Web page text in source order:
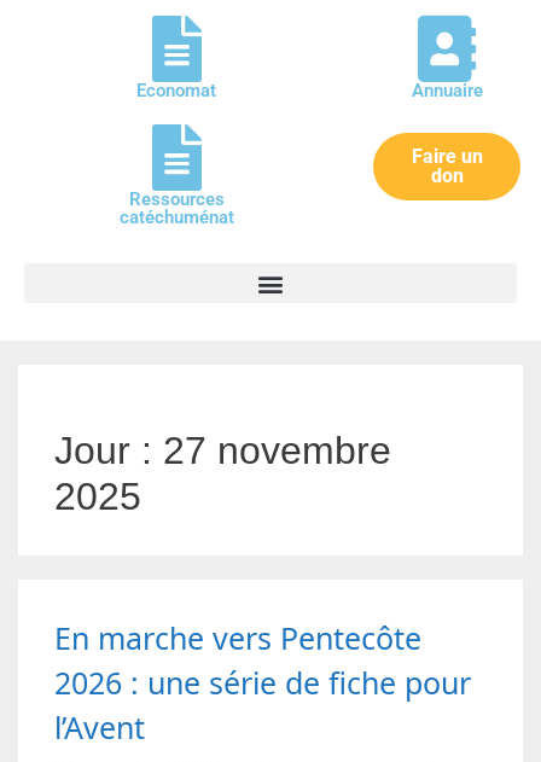
Economat Annuaire
Ressources
catéchuménat
Faire un
don
Jour : 27 novembre
2025
En marche vers Pentecôte
2026 : une série de fiche pour
l’Avent